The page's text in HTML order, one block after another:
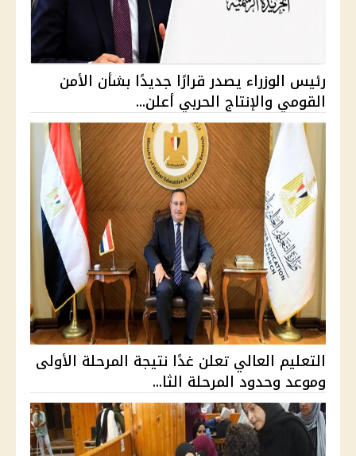
رئيس الوزراء يصدر قرارًا جديدًا بشأن الأمن
القومي والإنتاج الحربي أعلن...
التعليم العالي تعلن غدًا نتيجة المرحلة الأولى
وموعد وحدود المرحلة الثا...